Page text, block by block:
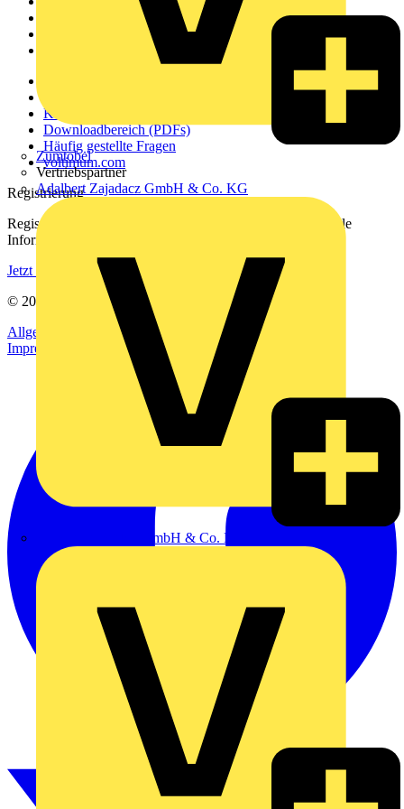
Zumtobel
Vertriebspartner
Adalbert Zajadacz GmbH & Co. KG
Alexander Bürkle GmbH & Co. KG
Kontakt
Downloadbereich (PDFs)
Häufig gestellte Fragen
voltimum.com
Registrierung
Registrieren Sie sich kostenlos und erhalten Sie stets aktuelle
Informationen aus der Elektroindustrie.
Jetzt registrieren
© 2002-
Voltimum
Allgemeine Geschäftsbedingungen
Datenschutzerklärung
Impressum